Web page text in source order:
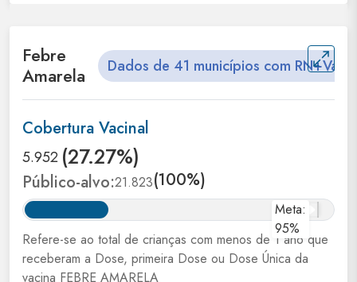
Febre
Amarela
Dados de 41 municípios com
Cobertura Vacinal
5.952 (27.27%)
Público-alvo:21.823(100%)
Meta:
95%
Refere-se ao total de crianças com menos de 1 ano que
receberam a Dose, primeira Dose ou Dose Única da
vacina FEBRE AMARELA